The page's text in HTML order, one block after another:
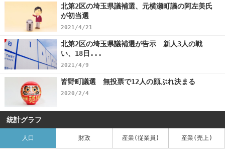
北第2区の埼玉県議補選、元横瀬町議の阿左美氏
が初当選
2021/4/21
北第2区の埼玉県議補選が告示 新人3人の戦
い、18日...
2021/4/9
皆野町議選 無投票で12人の顔ぶれ決まる
2020/2/4
統計グラフ
人口 財政 産業(従業員) 産業(売上)